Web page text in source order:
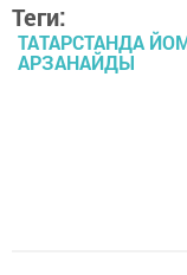
Теги:
ТАТАРСТАНДА
АРЗАНАЙДЫ